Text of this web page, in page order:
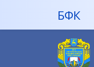
БФК